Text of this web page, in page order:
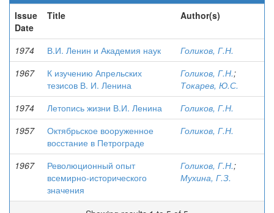
Issue
Date
Title Author(s)
1974 В.И. Ленин и Академия наук
Голиков, Г.Н.
1967
К изучению Апрельских
тезисов В. И. Ленина
Голиков, Г.Н.;
Токарев, Ю.С.
1974
Летопись жизни В.И. Ленина
Голиков, Г.Н.
1957
Октябрьское вооруженное
восстание в Петрограде
Голиков, Г.Н.
1967
Революционный опыт
всемирно-исторического
значения
Голиков, Г.Н.;
Мухина, Г.З.